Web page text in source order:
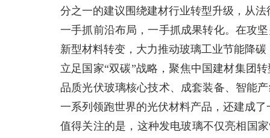
分之一的建议围绕建材行业转型升级，从
一手抓前沿布局，一手抓成果转化。在攻
新型材料转变，大力推动玻璃工业节能降
立足国家“双碳”战略，聚焦中国建材集团
品质光伏玻璃核心技术、成套装备、智能
一系列领跑世界的光伏材料产品，还建成
值得关注的是，这种发电玻璃不仅亮相国